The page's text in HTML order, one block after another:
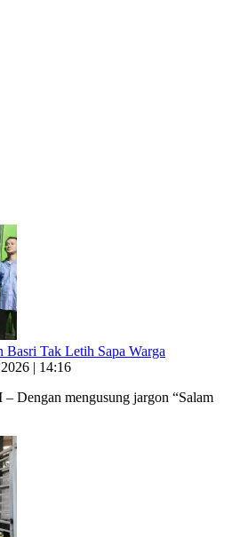
Basri Tak Letih Sapa Warga
| 14:16
Dengan mengusung jargon “Salam